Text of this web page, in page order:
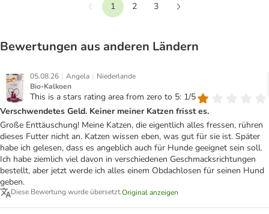
Vorherige
1 2
3
Bewertungen aus anderen Ländern
05.08.26 | Angela | Niederlande
Bio-Kalkoen
This is a stars rating area from zero to 5: 1/5
Verschwendetes Geld. Keiner meiner Katzen frisst es.
Große Enttäuschung! Meine Katzen, die eigentlich alles fressen, rühren
dieses Futter nicht an. Katzen wissen eben, was gut für sie ist. Später
habe ich gelesen, dass es angeblich auch für Hunde geeignet sein soll.
Ich habe ziemlich viel davon in verschiedenen Geschmacksrichtungen
bestellt, aber jetzt werde ich alles einem Obdachlosen für seinen Hund
geben.
Diese Bewertung wurde übersetzt.Original anzeigen